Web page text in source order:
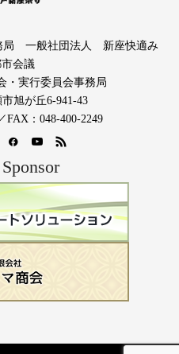
局 一般社団法人 新座快適み
会議
・実行委員会事務局
旭が丘6-941-43
FAX：048-400-2249